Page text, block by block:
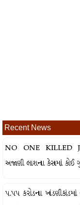
Recent News
NO ONE KILLED
અજાણી લાશના કેસમાં કોઈ
૫.૫૫ કરોડના